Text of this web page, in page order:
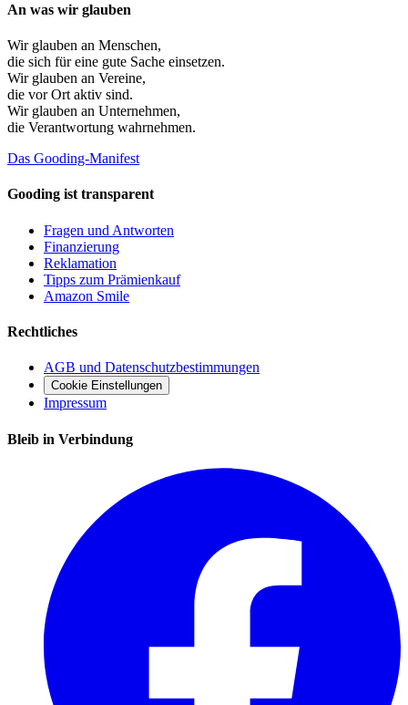
An was wir glauben
Wir glauben an Menschen,
die sich für eine gute Sache einsetzen.
Wir glauben an Vereine,
die vor Ort aktiv sind.
Wir glauben an Unternehmen,
die Verantwortung wahrnehmen.
Das Gooding-Manifest
Gooding ist transparent
Fragen und Antworten
Finanzierung
Reklamation
Tipps zum Prämienkauf
Amazon Smile
Rechtliches
AGB und Datenschutzbestimmungen
Cookie Einstellungen
Impressum
Bleib in Verbindung